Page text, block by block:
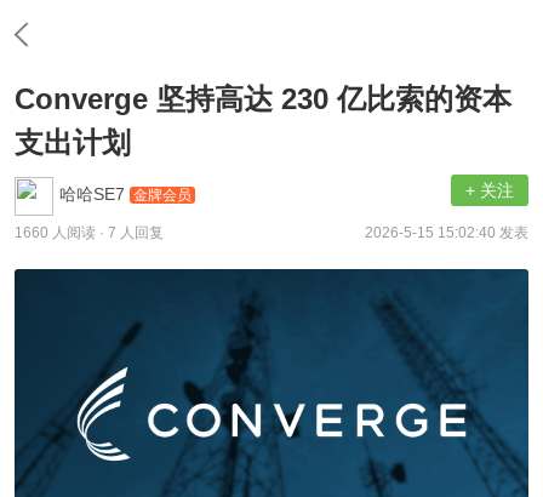
Converge 坚持高达 230 亿比索的资本
支出计划
哈哈SE7 金牌会员 + 关注
1660 人阅读 · 7 人回复 2026-5-15 15:02:40 发表